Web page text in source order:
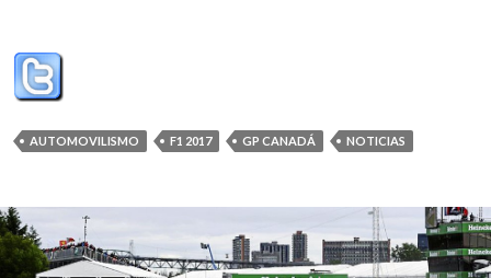
AUTOMOVILISMO F1 2017 GP CANADÁ NOTICIAS